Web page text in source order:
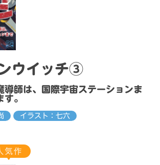
ウイッチ③
導師は、国際宇宙ステーションま
。
イラスト：七六